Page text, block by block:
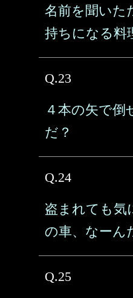
名前を聞いた
持ちになる料
Q.23
４本の矢で倒
だ？
Q.24
盗まれても気
の車、なーん
Q.25